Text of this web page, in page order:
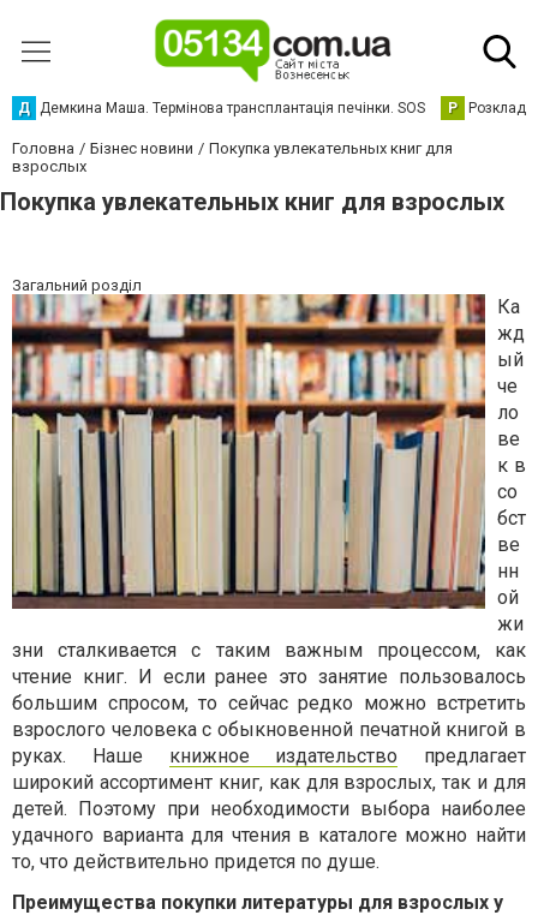
Д Демкина Маша. Термінова трансплантація печінки. SOS Р Розклад
Головна Бізнес новини
Покупка увлекательных книг для
взрослых
Покупка увлекательных книг для взрослых
Загальний розділ
Ка
жд
ый
че
ло
ве
к в
со
бст
ве
нн
ой
жи
зни сталкивается с таким важным процессом, как
чтение книг. И если ранее это занятие пользовалось
большим спросом, то сейчас редко можно встретить
взрослого человека с обыкновенной печатной книгой в
руках. Наше книжное издательство предлагает
широкий ассортимент книг, как для взрослых, так и для
детей. Поэтому при необходимости выбора наиболее
удачного варианта для чтения в каталоге можно найти
то, что действительно придется по душе.
Преимущества покупки литературы для взрослых у